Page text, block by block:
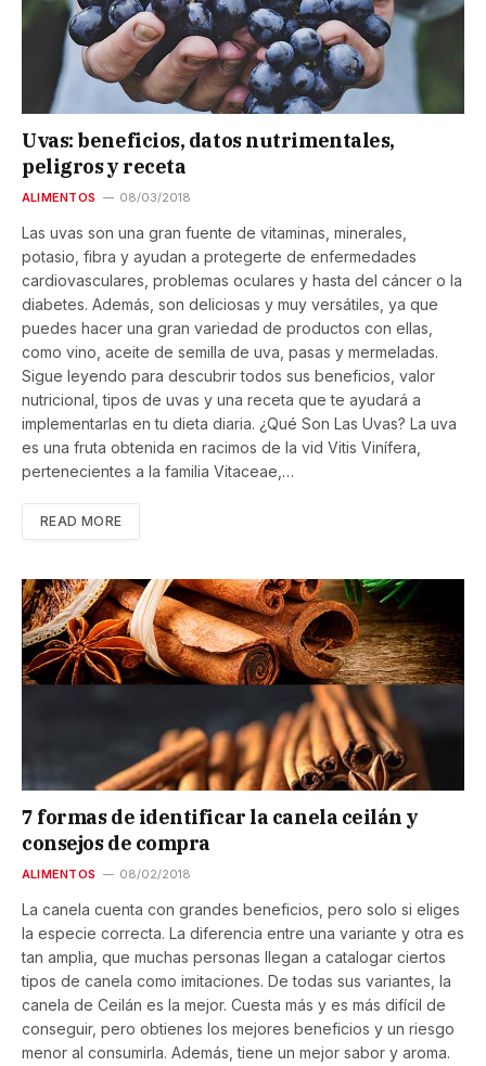
Uvas: beneficios, datos nutrimentales,
peligros y receta
ALIMENTOS 08/03/2018
Las uvas son una gran fuente de vitaminas, minerales,
potasio, fibra y ayudan a protegerte de enfermedades
cardiovasculares, problemas oculares y hasta del cáncer o la
diabetes. Además, son deliciosas y muy versátiles, ya que
puedes hacer una gran variedad de productos con ellas,
como vino, aceite de semilla de uva, pasas y mermeladas.
Sigue leyendo para descubrir todos sus beneficios, valor
nutricional, tipos de uvas y una receta que te ayudará a
implementarlas en tu dieta diaria. ¿Qué Son Las Uvas? La uva
es una fruta obtenida en racimos de la vid Vitis Vinífera,
pertenecientes a la familia Vitaceae,…
READ MORE
7 formas de identificar la canela ceilán y
consejos de compra
ALIMENTOS 08/02/2018
La canela cuenta con grandes beneficios, pero solo si eliges
la especie correcta. La diferencia entre una variante y otra es
tan amplia, que muchas personas llegan a catalogar ciertos
tipos de canela como imitaciones. De todas sus variantes, la
canela de Ceilán es la mejor. Cuesta más y es más difícil de
conseguir, pero obtienes los mejores beneficios y un riesgo
menor al consumirla. Además, tiene un mejor sabor y aroma.